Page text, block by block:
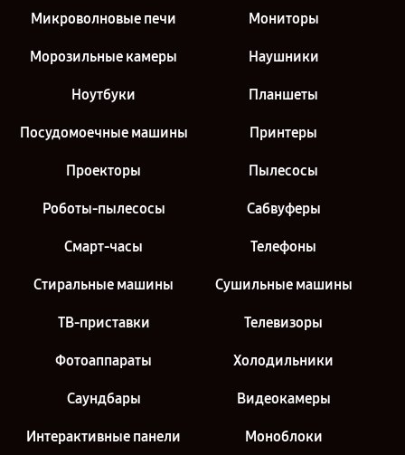
Микроволновые печи Мониторы
Морозильные камеры Наушники
Ноутбуки Планшеты
Посудомоечные машины Принтеры
Проекторы Пылесосы
Роботы-пылесосы Сабвуферы
Смарт-часы Телефоны
Стиральные машины Сушильные машины
ТВ-приставки Телевизоры
Фотоаппараты Холодильники
Саундбары Видеокамеры
Интерактивные панели Моноблоки